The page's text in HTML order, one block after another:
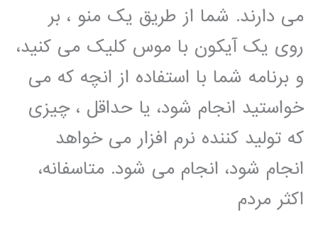
می دارند. شما از طریق یک منو ، بر
روی یک آیکون با موس کلیک می کنید،
و برنامه شما با استفاده از انچه که می
خواستید انجام شود، یا حداقل ، چیزی
که تولید کننده نرم افزار می خواهد
انجام شود، انجام می شود. متاسفانه،
اکثر مردم